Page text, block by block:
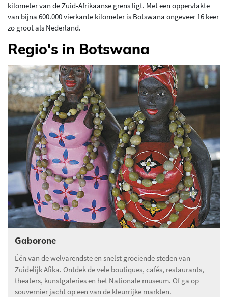
kilometer van de Zuid-Afrikaanse grens ligt. Met een oppervlakte
van bijna 600.000 vierkante kilometer is Botswana ongeveer 16 keer
zo groot als Nederland.
Regio's in Botswana
Gaborone
Één van de welvarendste en snelst groeiende steden van
Zuidelijk Afika. Ontdek de vele boutiques, cafés, restaurants,
theaters, kunstgaleries en het Nationale museum. Of ga op
souvernier jacht op een van de kleurrijke markten.